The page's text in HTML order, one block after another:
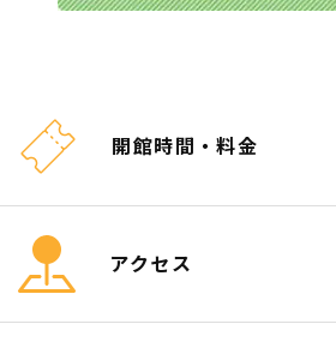
開館時間・料金
アクセス